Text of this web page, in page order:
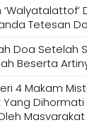
Tetesan
Doa Setelah
Beserta
4 Makam
Yang